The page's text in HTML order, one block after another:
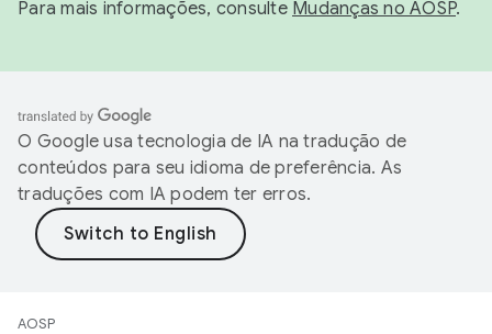
Para mais informações, consulte Mudanças no AOSP.
O Google usa tecnologia de IA na tradução de
conteúdos para seu idioma de preferência. As
traduções com IA podem ter erros.
AOSP